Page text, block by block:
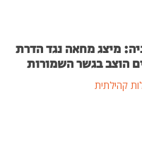
מיצג מחאה נגד הדרת
הוצב בגשר השמורות
קהילתית